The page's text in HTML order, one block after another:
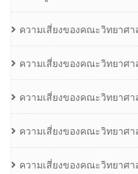
ความเสี่ยงของคณะวิทยาศ
ความเสี่ยงของคณะวิทยาศ
ความเสี่ยงของคณะวิทยาศ
ความเสี่ยงของคณะวิทยาศ
ความเสี่ยงของคณะวิทยาศ